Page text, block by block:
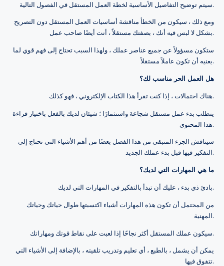
سيتم توضيح التفاصيل الأساسية لخطة العمل المستقل في الفصول التالية.
ومع ذلك ، سيكون من الخطأ مناقشة أساسيات العمل المستقل دون التصريح
بشكل لا لبس فيه أنك ، بصفتك مستقلاً ، أنت أيضًا صاحب عمل.
ستكون مسؤولاً عن جميع عناصر عملك ، ولهذا السبب تحتاج إلى فهم قوي لما
يعنيه أن تكون عاملاً مستقلاً.
هل العمل الحر مناسب لك؟
هناك احتمالات ، إذا كنت تقرأ هذا الكتاب الإلكتروني ، فهو كذلك.
يتطلب بدء عمل مستقل شجاعة واستثمارًا ؛ شيئان لديك بالفعل باختيار قراءة
هذا المحتوى.
سيناقش الجزء المتبقي من هذا الفصل بعضًا من أهم الأشياء التي تحتاج إلى
التفكير فيها قبل بدء عملك الجديد.
ما هي المهارات التي لديك؟
بادئ ذي بدء ، عليك أن تبدأ بالتفكير في المهارات التي لديك.
من المحتمل أن تكون هذه المهارات أشياء اكتسبتها طوال حياتك وحياتك
المهنية.
سيكون عملك المستقل أكثر نجاحًا إذا لعبت على نقاط قوتك ومهاراتك.
يمكن أن يشمل ، بالطبع ، أي تعليم وتدريب تلقيته ، بالإضافة إلى الأشياء التي
تتفوق فيها.